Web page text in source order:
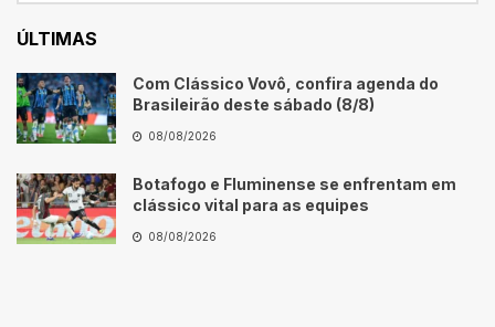
ÚLTIMAS
Com Clássico Vovô, confira agenda do
Brasileirão deste sábado (8/8)
08/08/2026
Botafogo e Fluminense se enfrentam em
clássico vital para as equipes
08/08/2026